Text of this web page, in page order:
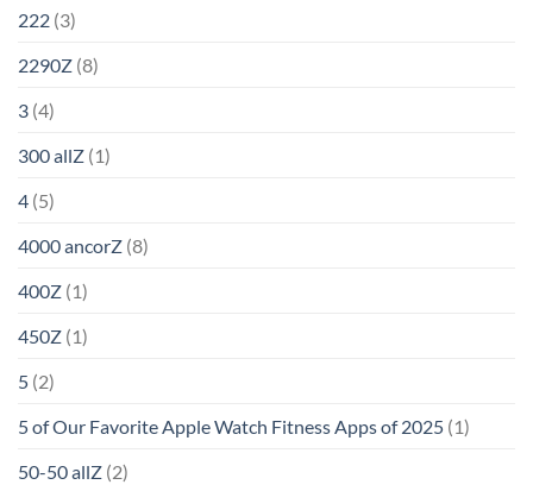
222 (3)
2290Z (8)
3 (4)
300 allZ (1)
4 (5)
4000 ancorZ (8)
400Z (1)
450Z (1)
5 (2)
5 of Our Favorite Apple Watch Fitness Apps of 2025 (1)
50-50 allZ (2)